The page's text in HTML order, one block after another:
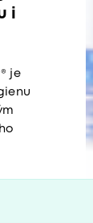
i
je